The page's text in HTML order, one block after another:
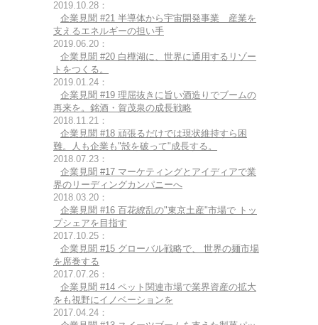
2019.10.28：
企業見聞 #21 半導体から宇宙開発事業 産業を
支えるエネルギーの担い手
2019.06.20：
企業見聞 #20 白樺湖に、世界に通用するリゾー
トをつくる。
2019.01.24：
企業見聞 #19 理屈抜きに旨い酒造りでブームの
再来を。銘酒・賀茂泉の成長戦略
2018.11.21：
企業見聞 #18 頑張るだけでは現状維持すら困
難。人も企業も"殻を破って"成長する。
2018.07.23：
企業見聞 #17 マーケティングとアイディアで業
界のリーディングカンパニーへ
2018.03.20：
企業見聞 #16 百花繚乱の"東京土産"市場で トッ
プシェアを目指す
2017.10.25：
企業見聞 #15 グローバル戦略で、 世界の麺市場
を席巻する
2017.07.26：
企業見聞 #14 ペット関連市場で業界資産の拡大
をも視野にイノベーションを
2017.04.24：